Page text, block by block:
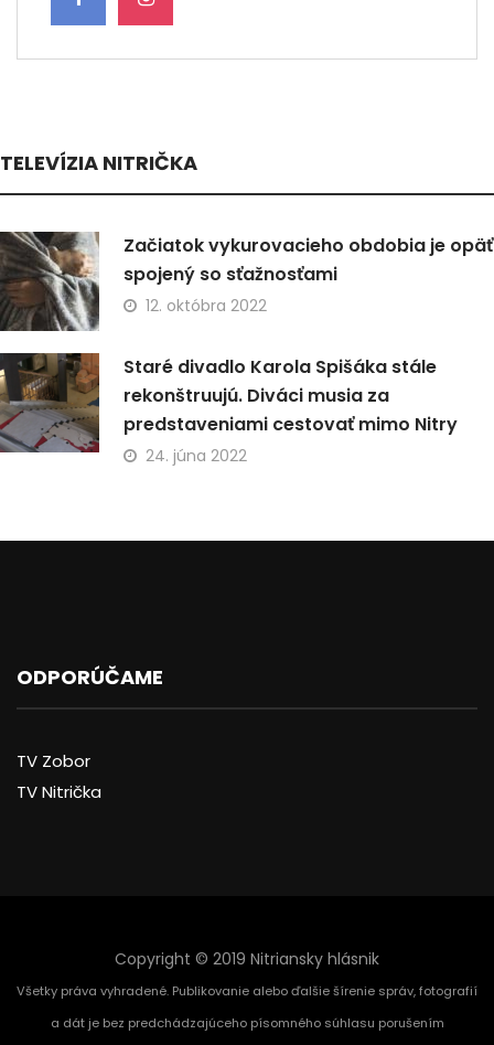
TELEVÍZIA NITRIČKA
Začiatok vykurovacieho obdobia je opäť
spojený so sťažnosťami
12. októbra 2022
Staré divadlo Karola Spišáka stále
rekonštruujú. Diváci musia za
predstaveniami cestovať mimo Nitry
24. júna 2022
ODPORÚČAME
TV Zobor
TV Nitrička
Copyright © 2019 Nitriansky hlásnik
Všetky práva vyhradené. Publikovanie alebo ďalšie šírenie správ, fotografií
a dát je bez predchádzajúceho písomného súhlasu porušením